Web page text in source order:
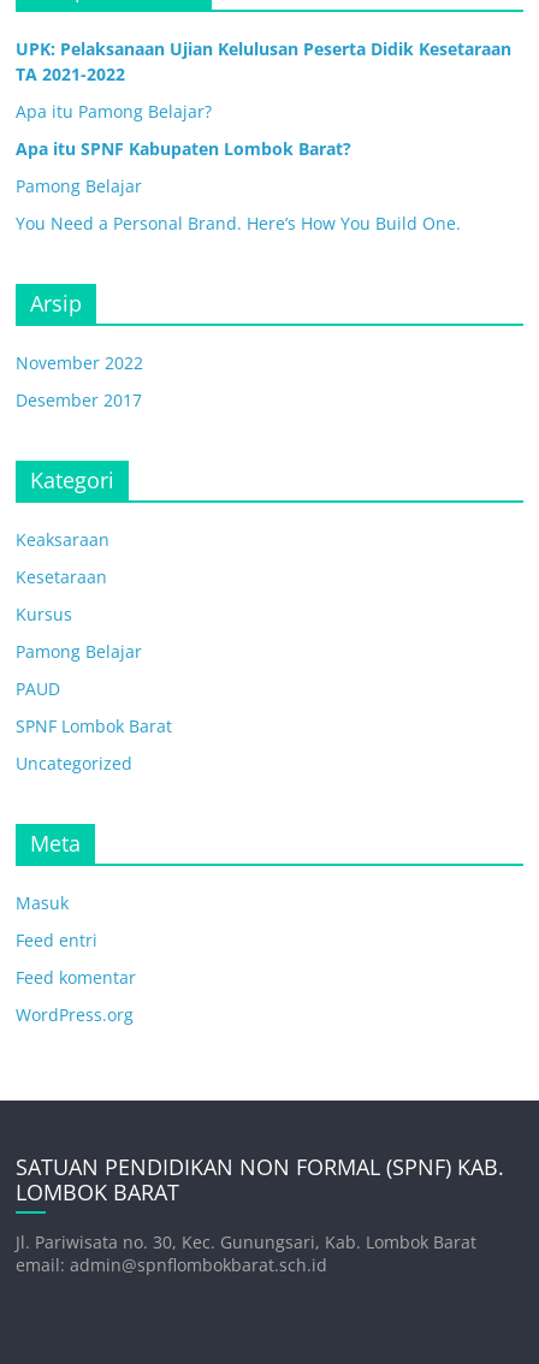
UPK: Pelaksanaan Ujian Kelulusan Peserta Didik Kesetaraan
TA 2021-2022
Apa itu Pamong Belajar?
Apa itu SPNF Kabupaten Lombok Barat?
Pamong Belajar
You Need a Personal Brand. Here’s How You Build One.
Arsip
November 2022
Desember 2017
Kategori
Keaksaraan
Kesetaraan
Kursus
Pamong Belajar
PAUD
SPNF Lombok Barat
Uncategorized
Meta
Masuk
Feed entri
Feed komentar
WordPress.org
SATUAN PENDIDIKAN NON FORMAL (SPNF) KAB.
LOMBOK BARAT
Jl. Pariwisata no. 30, Kec. Gunungsari, Kab. Lombok Barat
email: admin@spnflombokbarat.sch.id